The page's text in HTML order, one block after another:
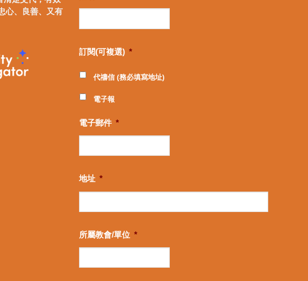
心、良善、又有
訂閱(可複選) *
代禱信 (務必填寫地址)
電子報
電子郵件 *
地址 *
所屬教會/單位 *